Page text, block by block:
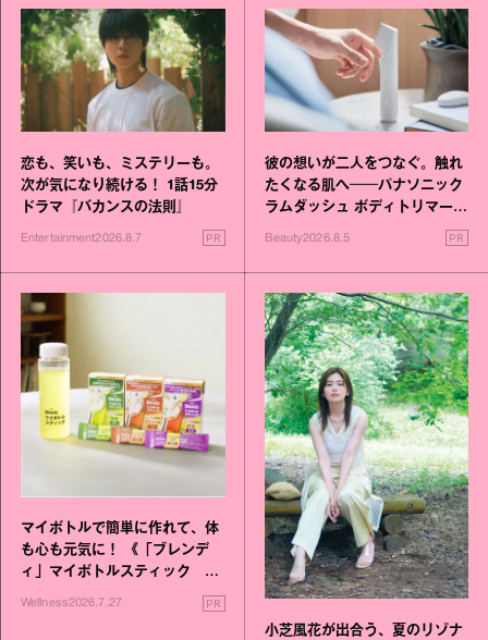
恋も、笑いも、ミステリーも。
次が気になり続ける！ 1話15分
ドラマ『バカンスの法則』
Entertainment2026.8.7 PR
彼の想いが二人をつなぐ。触れ
たくなる肌へ──パナソニック
ラムダッシュ ボディトリマーが
Beauty2026.8.5 PR
マイボトルで簡単に作れて、体
も心も元気に！ 《「ブレンデ
ィ」マイボトルスティック い
いこと毎日》シリーズが誕生
Wellness2026.7.27 PR
小芝風花が出合う、夏のリゾナ